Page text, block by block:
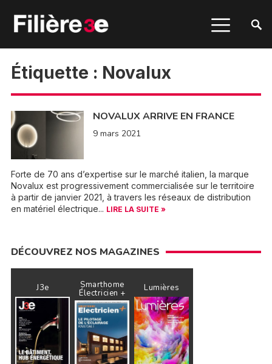
Étiquette : Novalux
NOVALUX ARRIVE EN FRANCE
9 mars 2021
Forte de 70 ans d’expertise sur le marché italien, la marque
Novalux est progressivement commercialisée sur le territoire
à partir de janvier 2021, à travers les réseaux de distribution
en matériel électrique... LIRE LA SUITE »
DÉCOUVREZ NOS MAGAZINES
J3e Smarthome
Électricien + Lumières